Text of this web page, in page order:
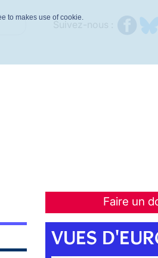
Faire un
VUES
to makes use of cookie.